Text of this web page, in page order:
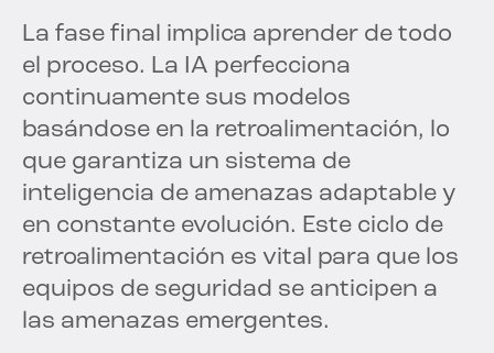
La fase final implica aprender de todo
el proceso. La IA perfecciona
continuamente sus modelos
basándose en la retroalimentación, lo
que garantiza un sistema de
inteligencia de amenazas adaptable y
en constante evolución. Este ciclo de
retroalimentación es vital para que los
equipos de seguridad se anticipen a
las amenazas emergentes.